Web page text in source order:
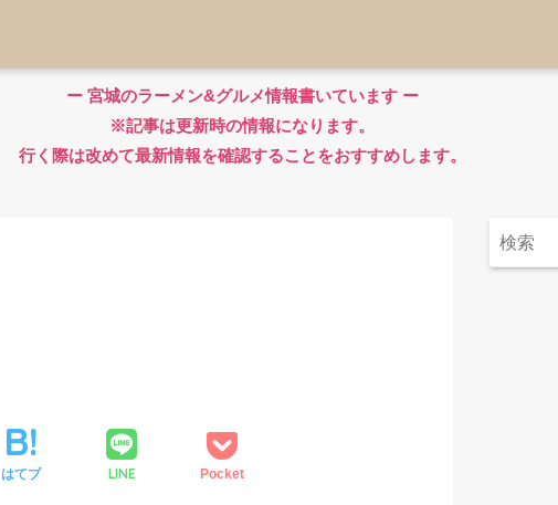
ー 宮城のラーメン&グルメ情報書いています ー
※記事は更新時の情報になります。
行く際は改めて最新情報を確認することをおすすめします。
はてブ LINE Pocket